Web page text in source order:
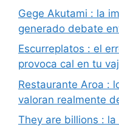
Gege Akutami : la
generado debate
Escurreplatos : el
provoca cal en tu
Restaurante Aroa :
valoran realmente
They are billions :